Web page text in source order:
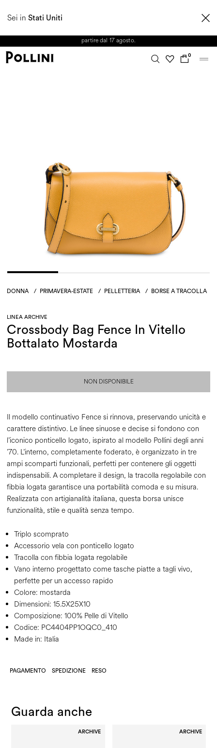
Sei in Stati Uniti
AUTUNNO/INVERNO 2026. Dall'8 al 16 agosto il Servizio Clienti non sarà
partire dal 17 agosto.
0
DONNA / PRIMAVERA-ESTATE / PELLETTERIA / BORSE A TRACOLLA
LINEA ARCHIVE
Crossbody Bag Fence In Vitello
Bottalato Mostarda
NON DISPONIBILE
Il modello continuativo Fence si rinnova, preservando unicità e
carattere distintivo. Le linee sinuose e decise si fondono con
l’iconico ponticello logato, ispirato al modello Pollini degli anni
’70. L’interno, completamente foderato, è organizzato in tre
ampi scomparti funzionali, perfetti per contenere gli oggetti
indispensabili. A completare il design, la tracolla regolabile con
fibbia logata garantisce una portabilità comoda e su misura.
Realizzata con artigianalità italiana, questa borsa unisce
funzionalità, stile e qualità senza tempo.
Triplo scomprato
Accessorio vela con ponticello logato
Tracolla con fibbia logata regolabile
Vano interno progettato come tasche piatte a tagli vivo,
perfette per un accesso rapido
Colore: mostarda
Dimensioni: 15.5X25X10
Composizione: 100% Pelle di Vitello
Codice: PC4404PP1OQC0_410
Made in: Italia
PAGAMENTO SPEDIZIONE RESO
Guarda anche
ARCHIVE ARCHIVE